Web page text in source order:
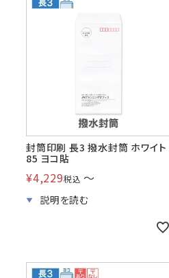
封筒印刷 長3 撥水封筒 ホワイト
85 ヨコ貼
¥4,229税込 〜